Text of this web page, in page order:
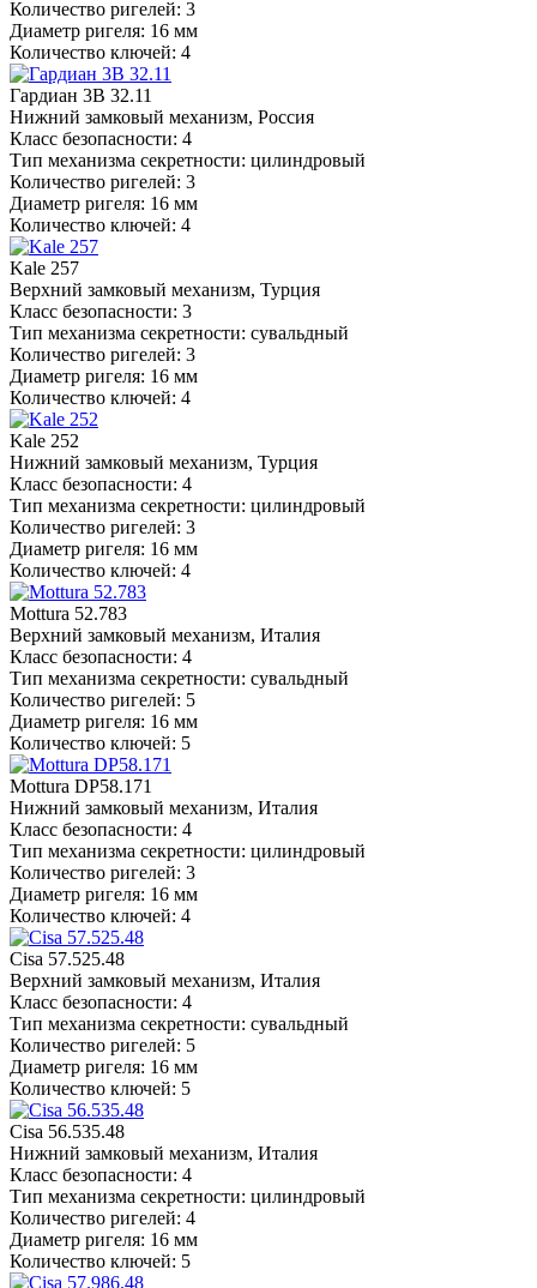
Количество ригелей: 3
Диаметр ригеля: 16 мм
Количество ключей: 4
Гардиан 3В 32.11
Нижний замковый механизм, Россия
Класс безопасности: 4
Тип механизма секретности: цилиндровый
Количество ригелей: 3
Диаметр ригеля: 16 мм
Количество ключей: 4
Kale 257
Верхний замковый механизм, Турция
Класс безопасности: 3
Тип механизма секретности: сувальдный
Количество ригелей: 3
Диаметр ригеля: 16 мм
Количество ключей: 4
Kale 252
Нижний замковый механизм, Турция
Класс безопасности: 4
Тип механизма секретности: цилиндровый
Количество ригелей: 3
Диаметр ригеля: 16 мм
Количество ключей: 4
Mottura 52.783
Верхний замковый механизм, Италия
Класс безопасности: 4
Тип механизма секретности: сувальдный
Количество ригелей: 5
Диаметр ригеля: 16 мм
Количество ключей: 5
Mottura DP58.171
Нижний замковый механизм, Италия
Класс безопасности: 4
Тип механизма секретности: цилиндровый
Количество ригелей: 3
Диаметр ригеля: 16 мм
Количество ключей: 4
Cisa 57.525.48
Верхний замковый механизм, Италия
Класс безопасности: 4
Тип механизма секретности: сувальдный
Количество ригелей: 5
Диаметр ригеля: 16 мм
Количество ключей: 5
Cisa 56.535.48
Нижний замковый механизм, Италия
Класс безопасности: 4
Тип механизма секретности: цилиндровый
Количество ригелей: 4
Диаметр ригеля: 16 мм
Количество ключей: 5